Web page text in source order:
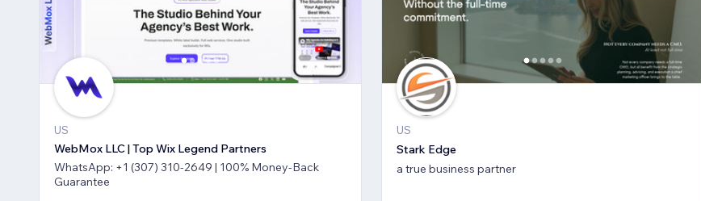
US
WebMox LLC | Top Wix Legend Partners
WhatsApp: +1 (307) 310-2649 | 100% Money-Back
Guarantee
US
Stark Edge
a true business partner